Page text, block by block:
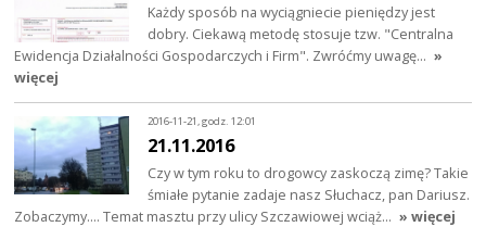
Każdy sposób na wyciągniecie pieniędzy jest
dobry. Ciekawą metodę stosuje tzw. "Centralna
Ewidencja Działalności Gospodarczych i Firm". Zwróćmy uwagę… »
więcej
2016-11-21, godz. 12:01
21.11.2016
Czy w tym roku to drogowcy zaskoczą zimę? Takie
śmiałe pytanie zadaje nasz Słuchacz, pan Dariusz.
Zobaczymy.... Temat masztu przy ulicy Szczawiowej wciąż… » więcej